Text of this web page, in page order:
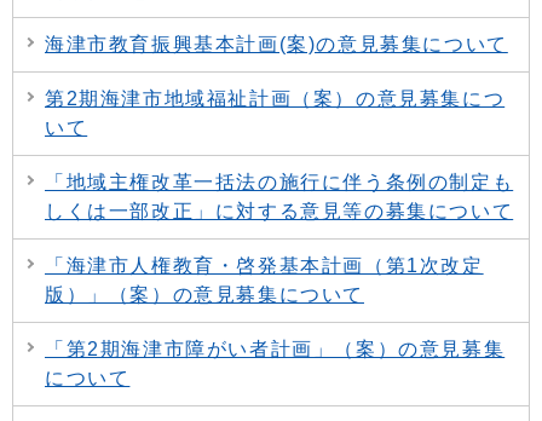
海津市教育振興基本計画(案)の意見募集について
第2期海津市地域福祉計画（案）の意見募集につ
いて
「地域主権改革一括法の施行に伴う条例の制定も
しくは一部改正」に対する意見等の募集について
「海津市人権教育・啓発基本計画（第1次改定
版）」（案）の意見募集について
「第2期海津市障がい者計画」（案）の意見募集
について